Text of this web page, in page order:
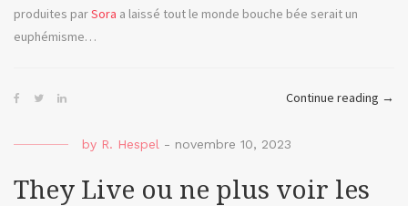
produites parSora a laissé tout le monde bouche bée serait un
euphémisme…
Continue reading « A.I.
→
by R. Hespel - novembre 10, 2023
They Live ou ne plus voir les